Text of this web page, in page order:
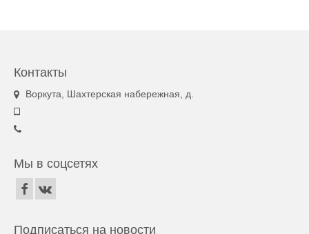
Контакты
Воркута, Шахтерская набережная, д.
Мы в соцсетях
Подписаться на новости